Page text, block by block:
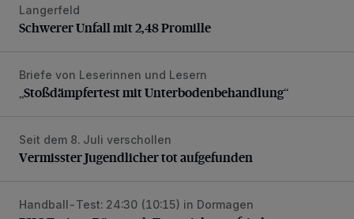
Schwerer Unfall mit 2,48 Promille
Langerfeld
Schwerer Unfall mit 2,48 Promille
„Stoßdämpfertest mit Unterbodenbehandlung“
Briefe von Leserinnen und Lesern
„Stoßdämpfertest mit Unterbodenbehandlung“
Vermisster Jugendlicher tot aufgefunden
Seit dem 8. Juli verschollen
Vermisster Jugendlicher tot aufgefunden
BHC-Trainer Pütz nach Testspiel unzufrieden
Handball-Test: 24:30 (10:15) in Dormagen